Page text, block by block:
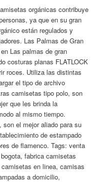
orgánicas contribuye
ya que en su gran
están regulados y
Las Palmas de Gran
Las palmas de gran
costuras planas FLATLOCK
roces. Utiliza las distintas
el tipo de archivo
camisetas tipo polo, son
que les brinda la
al mismo tiempo.
el mejor aliado para su
de estampado
de flamenco. Tags: venta
fabrica camisetas
en linea, camisas
a domicilio,